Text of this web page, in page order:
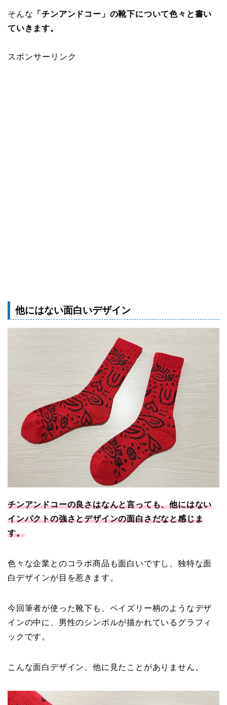
そんな 「チンアンドコー」の靴下について色々と書い
ていきます。
スポンサーリンク
他にはない面白いデザイン
チンアンドコーの良さはなんと言っても、他にはない
インパクトの強さとデザインの面白さだなと感じま
す。
色々な企業とのコラボ商品も面白いですし、独特な面
白デザインが目を惹きます。
今回筆者が使った靴下も、ペイズリー柄のようなデザ
インの中に、男性のシンボルが描かれているグラフィ
ックです。
こんな面白デザイン、他に見たことがありません。